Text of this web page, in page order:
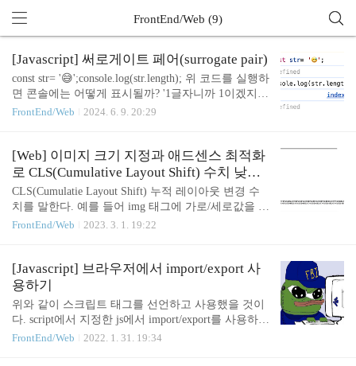
FrontEnd/Web (9)
[Javascript] 써로게이트 페어(surrogate pair)
const str= '😅';console.log(str.length); 위 코드를 실행하
면 콘솔에는 어떻게 표시될까? '1글자니까 1이겠지'
라고 생각할 수 있지만 2가 표시된다. 왜 이렇게 표
다. UTF-16은 문자를 표현할 때 2바이트 또는 4바이
트를 가변적으로 사용한다. 한국어 문자(가, 나, 다...)
는 2바이트로 표현이 가능하지만일부 한자나 이모지
등은 2바이트로 표현이 불가능해 2바이트를 더 사용
해야 한다, 따라서 기본적으로는 2바이트를 사용하
되, 2바이트로 표현 가능한 범위 바깥의 문자열들은
간을 한 글자를 표현하는데 사..
FrontEnd/Web 2024. 6. 9. 20:29
[Web] 이미지 크기 지정과 애드센스 최적화
로 CLS(Cumulative Layout Shift) 수치 낮추
기
CLS(Cumulatie Layout Shift) 누적 레이아웃 변경 수
치를 말한다. 예를 들어 img 태그에 가로/세로값을 지
정하지 않았을 때, 이미지 로딩이 끝난 이후에야 크
어 레이아웃의 위치가 변경된다. 네트워크의 속도가
느리거나, 크기를 지정하지 않은 이미지의 갯수가 많
은 경우 많은 레이아웃 이동이 발생하고, 레이아웃의
이동은 사용자가 의도하지 않은 항목의 클릭과 같은
문제로 UX가 저해된다. 이것을 수치화시킨 것이 CL
S 수치이다. (lower is better) CLS 측정하기 크롬 개발
FrontEnd/Web 2023. 3. 1. 19:22
[Javascript] 브라우저에서 import/export 사
용하기
위와 같이 스크립트 태그를 선언하고 사용했을 것이
다. script에서 지정한 js에서 import/export를 사용하기
위해서는 type='module'을 사용해야 한다. 이제 /path/j
FrontEnd/Web 2022. 1. 31. 19:34